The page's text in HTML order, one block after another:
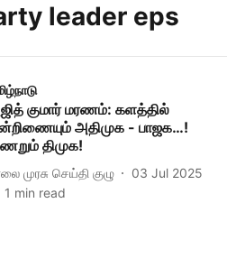
leader eps
குமார் மரணம்: களத்தில்
அதிமுக - பாஜக…!
திமுக!
முரசு செய்தி குழு
03 Jul 2025
1 min read